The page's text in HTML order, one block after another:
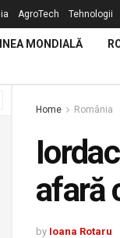
AgroTech Tehnologii
MONDIALĂ
Home România
afară
by Ioana Rotaru